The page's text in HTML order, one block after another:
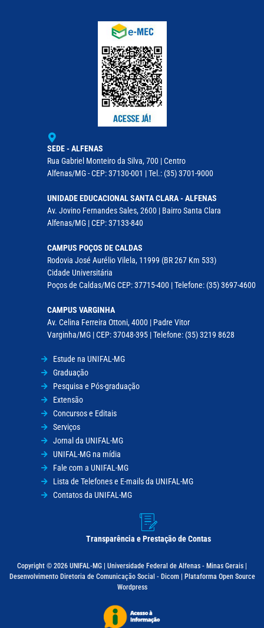
SEDE - ALFENAS
Rua Gabriel Monteiro da Silva, 700 | Centro
Alfenas/MG - CEP: 37130-001 | Tel.: (35) 3701-9000
UNIDADE EDUCACIONAL SANTA CLARA - ALFENAS
Av. Jovino Fernandes Sales, 2600 | Bairro Santa Clara
Alfenas/MG | CEP: 37133-840
CAMPUS POÇOS DE CALDAS
Rodovia José Aurélio Vilela, 11999 (BR 267 Km 533)
Cidade Universitária
Poços de Caldas/MG CEP: 37715-400 | Telefone: (35) 3697-4600
CAMPUS VARGINHA
Av. Celina Ferreira Ottoni, 4000 | Padre Vitor
Varginha/MG | CEP: 37048-395 | Telefone: (35) 3219 8628
Estude na UNIFAL-MG
Graduação
Pesquisa e Pós-graduação
Extensão
Concursos e Editais
Serviços
Jornal da UNIFAL-MG
UNIFAL-MG na mídia
Fale com a UNIFAL-MG
Lista de Telefones e E-mails da UNIFAL-MG
Contatos da UNIFAL-MG
Transparência e Prestação de Contas
Copyright © 2026 UNIFAL-MG | Universidade Federal de Alfenas - Minas Gerais |
Desenvolvimento Diretoria de Comunicação Social - Dicom | Plataforma Open Source
Wordpress